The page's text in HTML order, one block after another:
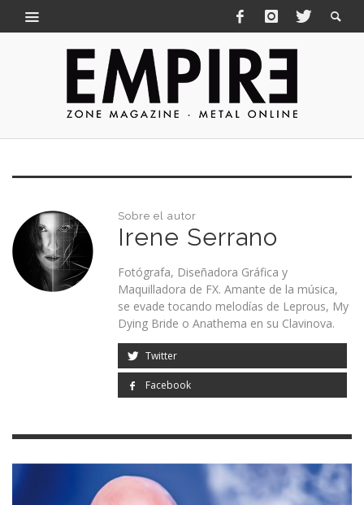
Sobre el autor
Irene Serrano
Fotógrafa, Diseñadora Gráfica y
Maquilladora de FX. Amante de la música,
se evade tocando melodías de Leprous, My
Dying Bride o Anathema en su Clavinova.
Twitter
Facebook